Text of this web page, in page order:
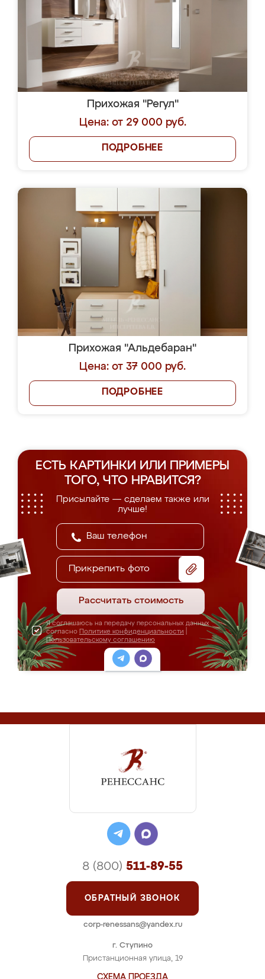
Прихожая "Регул"
Цена: от 29 000 руб.
ПОДРОБНЕЕ
Прихожая "Альдебаран"
Цена: от 37 000 руб.
ПОДРОБНЕЕ
ЕСТЬ КАРТИНКИ ИЛИ ПРИМЕРЫ
ТОГО, ЧТО НРАВИТСЯ?
Присылайте — сделаем также или
лучше!
Прикрепить фото
Рассчитать стоимость
Я соглашаюсь на передачу персональных данных
согласно Политике конфиденциальности
Пользовательскому соглашению
г. Ступино
Пристанционная улица, 19
СХЕМА ПРОЕЗДА
8 (800) 511-89-55
ОБРАТНЫЙ ЗВОНОК
corp-renessans@yandex.ru